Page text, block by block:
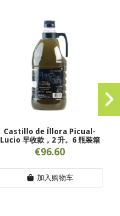
Castillo de Íllora Picual-
Lucio 早收款，2 升。6 瓶装箱
€96.60
加入购物车